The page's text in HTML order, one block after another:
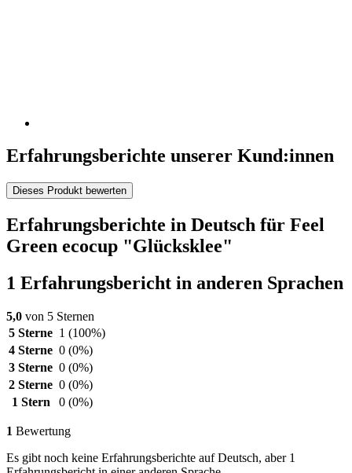
Erfahrungsberichte unserer Kund:innen
Dieses Produkt bewerten
Erfahrungsberichte in Deutsch für Feel
Green ecocup "Glücksklee"
1 Erfahrungsbericht in anderen Sprachen
5,0 von 5 Sternen
5 Sterne 1 (100%)
4 Sterne 0 (0%)
3 Sterne 0 (0%)
2 Sterne 0 (0%)
1 Stern
0 (0%)
1 Bewertung
Es gibt noch keine Erfahrungsberichte auf Deutsch, aber 1